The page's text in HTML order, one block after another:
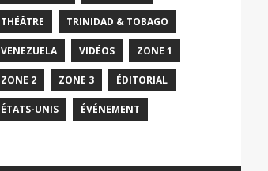
THÉÂTRE TRINIDAD & TOBAGO
VENEZUELA VIDÉOS ZONE 1
ZONE 2 ZONE 3 ÉDITORIAL
ÉTATS-UNIS ÉVÉNEMENT